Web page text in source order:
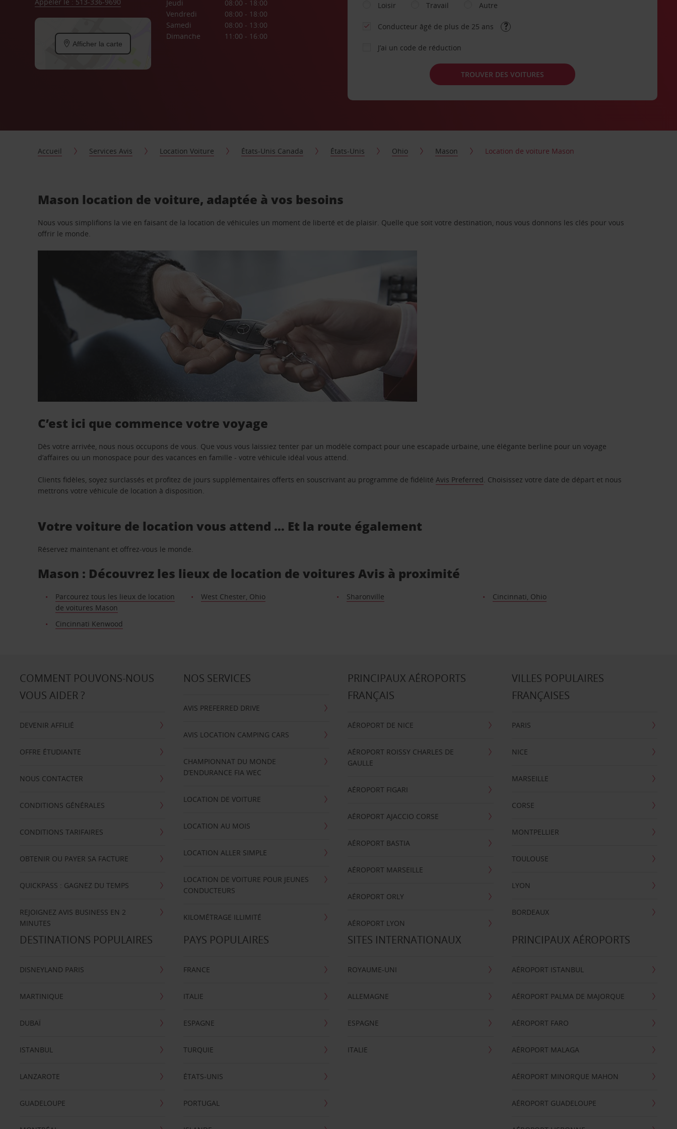
Afficher la carte
Jeudi
08:00 - 18:00
Vendredi
08:00 - 18:00
Samedi
08:00 - 13:00
Dimanche
11:00 - 16:00
Loisir
Travail Autre
Conducteur âgé de plus de 25 ans
J’ai un code de réduction
TROUVER DES VOITURES
Accueil Services Avis Location Voiture États-Unis Canada États-Unis Ohio Mason Location de voiture Mason
Mason location de voiture, adaptée à vos besoins
Nous vous simplifions la vie en faisant de la location de véhicules un moment de liberté et de plaisir. Quelle que soit votre destination, nous vous donnons les clés pour vous
offrir le monde.
C’est ici que commence votre voyage
Dès votre arrivée, nous nous occupons de vous. Que vous vous laissiez tenter par un modèle compact pour une escapade urbaine, une élégante berline pour un voyage
d’affaires ou un monospace pour des vacances en famille - votre véhicule idéal vous attend.
Clients fidèles, soyez surclassés et profitez de jours supplémentaires offerts en souscrivant au programme de fidélitéAvis Preferred. Choisissez votre date de départ et nous
mettrons votre véhicule de location à disposition.
Votre voiture de location vous attend … Et la route également
Réservez maintenant et offrez-vous le monde.
Mason : Découvrez les lieux de location de voitures Avis à proximité
Parcourez tous les lieux de location
de voitures Mason
West Chester, Ohio Sharonville Cincinnati, Ohio
Cincinnati Kenwood
COMMENT POUVONS-NOUS
VOUS AIDER ?
DEVENIR AFFILIÉ
OFFRE ÉTUDIANTE
NOUS CONTACTER
CONDITIONS GÉNÉRALES
CONDITIONS TARIFAIRES
OBTENIR OU PAYER SA FACTURE
QUICKPASS : GAGNEZ DU TEMPS
REJOIGNEZ AVIS BUSINESS EN 2
MINUTES
NOS SERVICES
AVIS PREFERRED DRIVE
AVIS LOCATION CAMPING CARS
CHAMPIONNAT DU MONDE
D’ENDURANCE FIA WEC
LOCATION DE VOITURE
LOCATION AU MOIS
LOCATION ALLER SIMPLE
LOCATION DE VOITURE POUR JEUNES
CONDUCTEURS
KILOMÉTRAGE ILLIMITÉ
PRINCIPAUX AÉROPORTS
FRANÇAIS
AÉROPORT DE NICE
AÉROPORT ROISSY CHARLES DE
GAULLE
AÉROPORT FIGARI
AÉROPORT AJACCIO CORSE
AÉROPORT BASTIA
AÉROPORT MARSEILLE
AÉROPORT ORLY
AÉROPORT LYON
VILLES POPULAIRES
FRANÇAISES
PARIS
NICE
MARSEILLE
CORSE
MONTPELLIER
TOULOUSE
LYON
BORDEAUX
DESTINATIONS POPULAIRES
DISNEYLAND PARIS
MARTINIQUE
DUBAÏ
ISTANBUL
LANZAROTE
GUADELOUPE
PAYS POPULAIRES
FRANCE
ITALIE
ESPAGNE
TURQUIE
ÉTATS-UNIS
PORTUGAL
SITES INTERNATIONAUX
ROYAUME-UNI
ALLEMAGNE
ESPAGNE
ITALIE
PRINCIPAUX AÉROPORTS
AÉROPORT ISTANBUL
AÉROPORT PALMA DE MAJORQUE
AÉROPORT FARO
AÉROPORT MALAGA
AÉROPORT MINORQUE MAHON
AÉROPORT GUADELOUPE